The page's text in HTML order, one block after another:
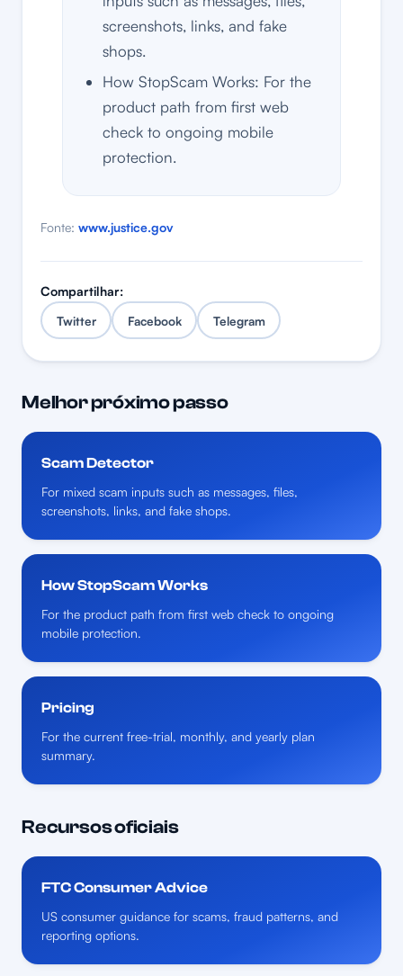
screenshots, links, and fake
shops.
How StopScam Works: For the
product path from first web
check to ongoing mobile
protection.
Fonte: www.justice.gov
Compartilhar:
Twitter
Facebook Telegram
Melhor próximo passo
Scam Detector
For mixed scam inputs such as messages, files,
screenshots, links, and fake shops.
How StopScam Works
For the product path from first web check to ongoing
mobile protection.
Pricing
For the current free-trial, monthly, and yearly plan
summary.
Recursos oficiais
FTC Consumer Advice
US consumer guidance for scams, fraud patterns, and
reporting options.